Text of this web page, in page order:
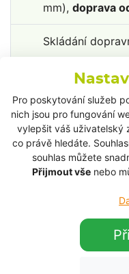
Pro poskytování služeb
nich jsou pro fungování
vylepšit váš uživatelský
co právě hledáte.
souhlas můžete
Přijmout vše nebo
mm), doprava
Skládání
Uvedená cena
Doprava v rámci
pásem nad 30 km:
Počítá se cesta
Pošlete nám
Jméno a příjmení